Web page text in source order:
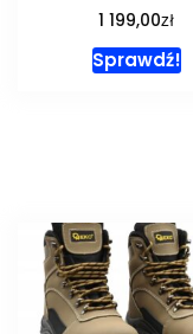
1 199,00zł
Sprawdź!